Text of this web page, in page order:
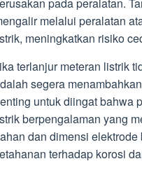
pada peralatan.
melalui peralatan
meningkatkan risiko
terlanjur meteran listrik
segera
untuk diingat bahwa
berpengalaman yang
dan dimensi
terhadap korosi